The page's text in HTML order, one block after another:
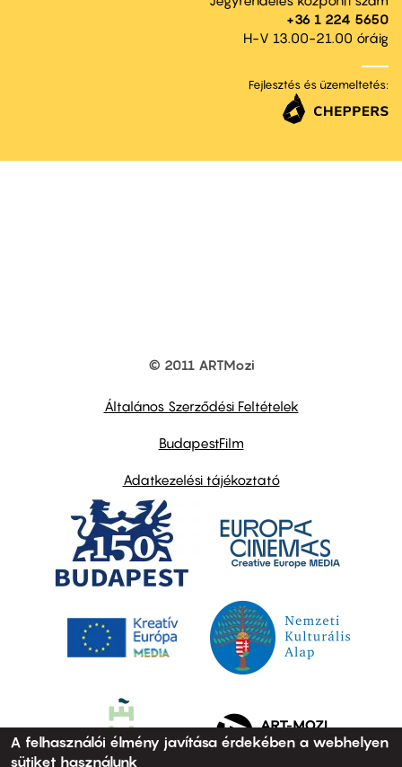
+36 1 224 5650
H-V 13.00-21.00 óráig
Fejlesztés és üzemeltetés:
© 2011 ARTMozi
Általános Szerződési Feltételek
BudapestFilm
Adatkezelési tájékoztató
A felhasználói élmény javítása érdekében a webhelyen
sütiket használunk